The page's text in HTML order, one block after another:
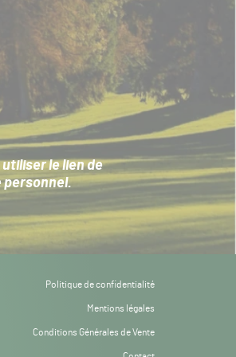
le lien de
personnel.
Politique de confidentialité
Mentions légales
Conditions Générales de Vente